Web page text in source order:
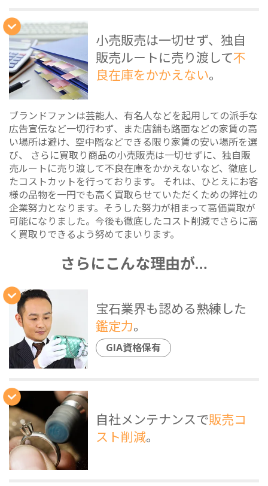
小売販売は一切せず、独自
販売ルートに売り渡して不
良在庫をかかえない。
ブランドファンは芸能人、有名人などを起用しての派手な
広告宣伝など一切行わず、また店舗も路面などの家賃の高
い場所は避け、空中階などできる限り家賃の安い場所を選
び、 さらに買取り商品の小売販売は一切せずに、独自販
売ルートに売り渡して不良在庫をかかえないなど、徹底し
たコストカットを行っております。 それは、ひとえにお客
様の品物を一円でも高く買取らせていただくための弊社の
企業努力となります。そうした努力が相まって高価買取が
可能になりました。今後も徹底したコスト削減でさらに高
く買取りできるよう努めてまいります。
さらにこんな理由が…
宝石業界も認める熟練した
鑑定力。
GIA資格保有
自社メンテナンスで販売コ
スト削減。